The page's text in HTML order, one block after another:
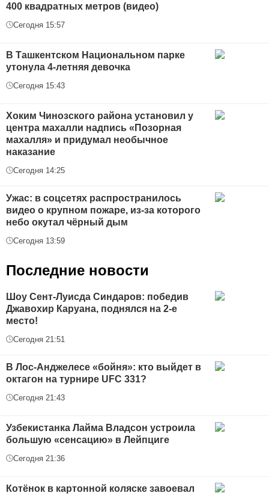
400 квадратных метров (видео)
Сегодня 15:57
В Ташкентском Национальном парке
утонула 4-летняя девочка
Сегодня 15:43
Хоким Чинозского района установил у
центра махалли надпись «Позорная
махалля» и придумал необычное
наказание
Сегодня 14:25
Ужас: в соцсетях распространилось
видео о крупном пожаре, из-за которого
небо окутал чёрный дым
Сегодня 13:59
Последние новости
Шоу Сент-Луисда Синдаров: победив
Джавохир Каруана, поднялся на 2-е
место!
Сегодня 21:51
В Лос-Анджелесе «бойня»: кто выйдет в
октагон на турнире UFC 331?
Сегодня 21:43
Узбекистанка Лайма Владсон устроила
большую «сенсацию» в Лейпциге
Сегодня 21:36
Котёнок в картонной коляске завоевал